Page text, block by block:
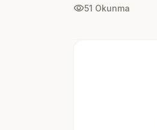
visibility51 Okunma